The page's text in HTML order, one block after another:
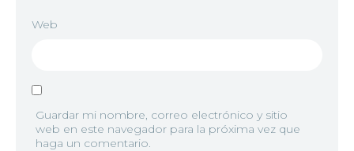
Web
Guardar mi nombre, correo electrónico y sitio
web en este navegador para la próxima vez que
haga un comentario.